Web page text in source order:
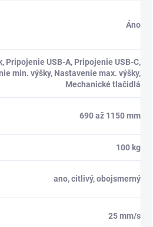
Áno
Pripojenie USB-A, Pripojenie USB-C,
min. výšky, Nastavenie max. výšky,
Mechanické tlačidlá
690 až 1150 mm
100 kg
ano, citlivý, obojsmerný
25 mm/s